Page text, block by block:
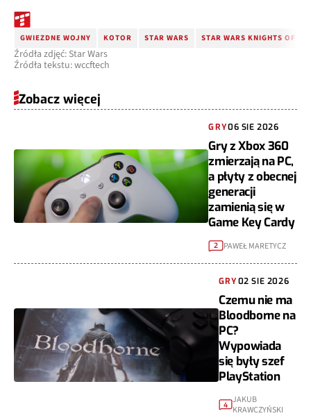
GWIEZDNE WOJNY KOTOR STAR WARS STAR WARS KNIGHTS OF
Źródła zdjęć: Star Wars
Źródła tekstu: wccftech
Zobacz więcej
GRY06 SIE 2026
Gry z Xbox 360
zmierzają na PC,
a płyty z obecnej
generacji
zamienią się w
Game Key Cardy
2 PAWEŁ MARETYCZ
GRY02 SIE 2026
Czemu nie ma
Bloodborne na
PC?
Wypowiada
się były szef
PlayStation
4 JAKUB
KRAWCZYŃSKI